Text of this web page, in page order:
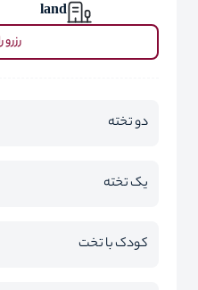
land
رزرو
دو تخته
یک تخته
کودک با تخت